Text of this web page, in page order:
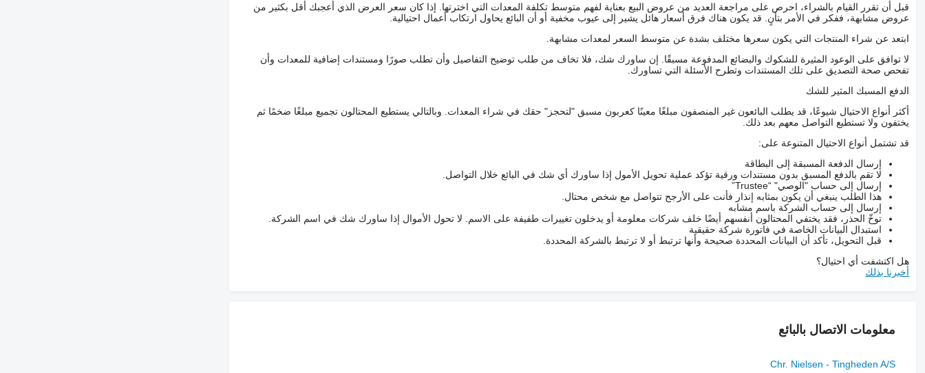
قبل أن تقرر القيام بالشراء، احرص على مراجعة العديد من عروض البيع بعناية لفهم متوسط تكلفة المعدات التي اخترتها. إذا كان سعر العرض الذي أعجبك أقل بكثير من
عروض مشابهة، ففكر في الأمر بتأنٍ. قد يكون هناك فرق أسعار هائل يشير إلى عيوب مخفية أو أن البائع يحاول ارتكاب أعمال احتيالية.
ابتعد عن شراء المنتجات التي يكون سعرها مختلف بشدة عن متوسط السعر لمعدات مشابهة.
لا توافق على الوعود المثيرة للشكوك والبضائع المدفوعة مسبقًا. إن ساورك شك، فلا تخاف من طلب توضيح التفاصيل وأن تطلب صورًا ومستندات إضافية للمعدات وأن
تفحص صحة التصديق على تلك المستندات وتطرح الأسئلة التي تساورك.
الدفع المسبك المثير للشك
أكثر أنواع الاحتيال شيوعًا، قد يطلب البائعون غير المنصفون مبلغًا معينًا كعربون مسبق "لتحجز" حقك في شراء المعدات. وبالتالي يستطيع المحتالون تجميع مبلغًا ضخمًا ثم
يختفون ولا تستطيع التواصل معهم بعد ذلك.
قد تشتمل أنواع الاحتيال المتنوعة على:
إرسال الدفعة المسبقة إلى البطاقة
لا تقم بالدفع المسبق بدون مستندات ورقية تؤكد عملية تحويل الأمول إذا ساورك أي شك في البائع خلال التواصل.
إرسال إلى حساب "الوصي" “Trustee”
هذا الطلب ينبغي أن يكون بمثابه إنذار فأنت على الأرجح تتواصل مع شخص محتال.
إرسال إلى حساب الشركة باسم مشابه
توخّ الحذر، فقد يختفي المحتالون أنفسهم أيضًا خلف شركات معلومة أو يدخلون تغييرات طفيفة على الاسم. لا تحول الأموال إذا ساورك شك في اسم الشركة.
استبدال البيانات الخاصة في فاتورة شركة حقيقية
قبل التحويل، تأكد أن البيانات المحددة صحيحة وأنها ترتبط أو لا ترتبط بالشركة المحددة.
هل اكتشفت أي احتيال؟
أخبرنا بذلك
معلومات الاتصال بالبائع
Chr. Nielsen - Tingheden A/S